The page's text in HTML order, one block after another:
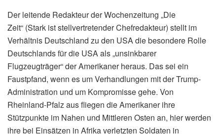
Der leitende Redakteur der Wochenzeitung „Die
Zeit“ (Stark ist stellvertretender Chefredakteur) stellt im
Verhältnis Deutschland zu den USA die besondere Rolle
Deutschlands für die USA als „unsinkbarer
Flugzeugträger“ der Amerikaner heraus. Das sei ein
Faustpfand, wenn es um Verhandlungen mit der Trump-
Administration und um Kompromisse gehe. Von
Rheinland-Pfalz aus fliegen die Amerikaner ihre
Stützpunkte im Nahen und Mittleren Osten an, hier werden
ihre bei Einsätzen in Afrika verletzten Soldaten in